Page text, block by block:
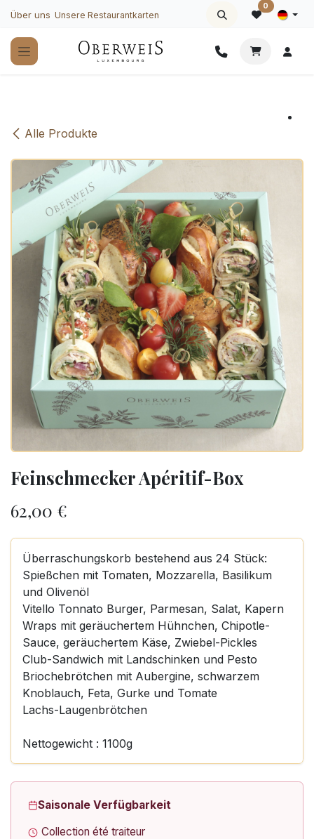
Zum Inhalt springen
Über uns Unsere Restaurantkarten
0
Alle Produkte
Feinschmecker Apéritif-Box
62,00 €
Überraschungskorb bestehend aus 24 Stück:
Spießchen mit Tomaten, Mozzarella, Basilikum
und Olivenöl
Vitello Tonnato Burger, Parmesan, Salat, Kapern
Wraps mit geräuchertem Hühnchen, Chipotle-
Sauce, geräuchertem Käse, Zwiebel-Pickles
Club-Sandwich mit Landschinken und Pesto
Briochebrötchen mit Aubergine, schwarzem
Knoblauch, Feta, Gurke und Tomate
Lachs-Laugenbrötchen
Nettogewicht : 1100g
Saisonale Verfügbarkeit
Collection été traiteur